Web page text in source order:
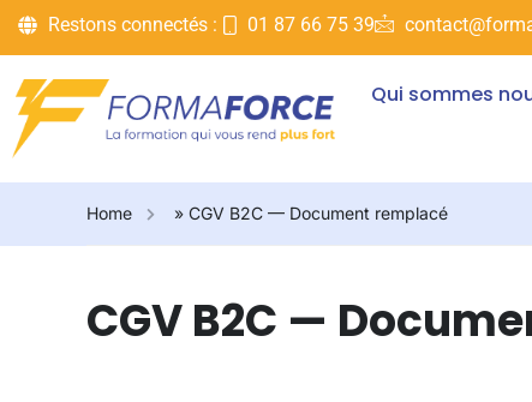
Restons connectés : 01 87 66 75 39
Qui sommes
Home » CGV B2C — Document remplacé
CGV B2C —